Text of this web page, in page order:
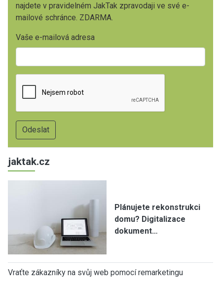
najdete v pravidelném JakTak zpravodaji ve své e-
mailové schránce. ZDARMA.
Vaše e-mailová adresa
jaktak.cz
Plánujete rekonstrukci
domu? Digitalizace
dokument…
Vraťte zákazníky na svůj web pomocí remarketingu